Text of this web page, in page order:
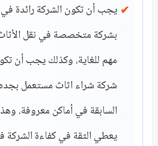
يجب أن تكون الشركة رائدة في
بشركة متخصصة في نقل
مهم للغاية، وكذلك يجب أن
شركة شراء اثاث مستعمل بجده
السابقة في أماكن معروفة،
يعطي الثقة في كفاءة الشركة